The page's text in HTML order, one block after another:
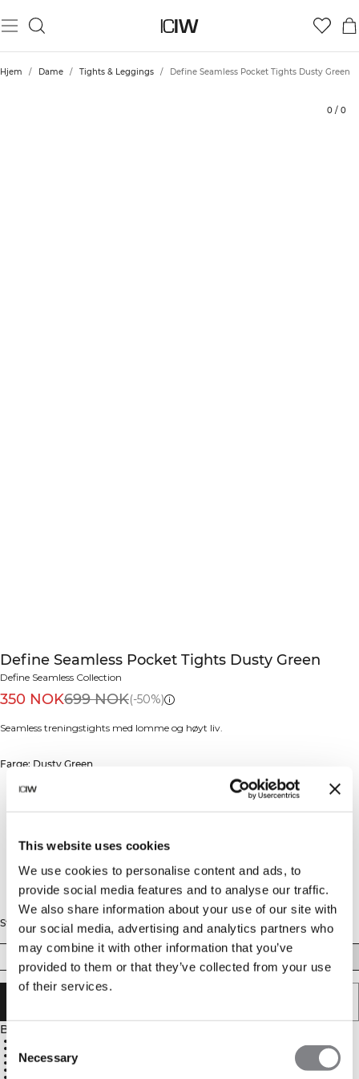
This website uses cookies
We use cookies to personalise content and ads, to
provide social media features and to analyse our traffic.
We also share information about your use of our site with
our social media, advertising and analytics partners who
may combine it with other information that you’ve
provided to them or that they’ve collected from your use
of their services.
Consent
Selection
Necessary
Hjem / Dame / Tights & Leggings / Define Seamless Pocket Tights Dusty Green
0 / 0
Define Seamless Pocket Tights Dusty Green
Define Seamless Collection
350 NOK699 NOK(-50%)
Seamless treningstights med lomme og høyt liv.
Farge: Dusty Green
Størrelse
Beskrivelse
SWEATTECH™-teknologi
Høyt liv for optimal passform